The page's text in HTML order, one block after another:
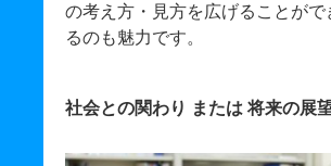
の考え方・見方を広げることがで
るのも魅力です。
社会との関わり または 将来の展